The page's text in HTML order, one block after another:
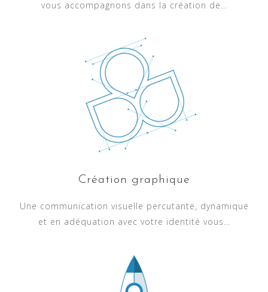
vous accompagnons dans la création de…
Création graphique
Une communication visuelle percutante, dynamique
et en adéquation avec votre identité vous…